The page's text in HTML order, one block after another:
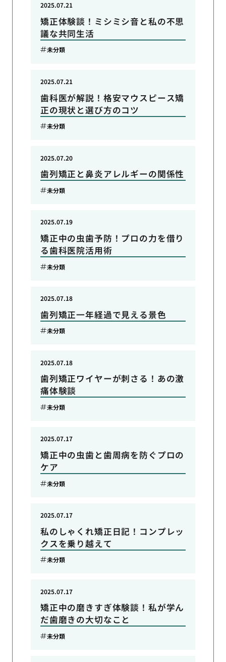
矯正体験談！ミシミシ音と私の不思
議な共同生活
2025.07.21
未分類
歯科医が解説！格安マウスピース矯
正の現状と選び方のコツ
2025.07.21
未分類
歯列矯正と鼻炎アレルギーの関係性
2025.07.20
未分類
矯正中の虫歯予防！プロの力を借り
る歯科医院活用術
2025.07.19
未分類
歯列矯正一年経過で見える景色
2025.07.18
未分類
歯列矯正ワイヤーが刺さる！あの激
痛体験談
2025.07.18
未分類
矯正中の虫歯と歯周病を防ぐプロの
ケア
2025.07.17
未分類
私のしゃくれ矯正日記！コンプレッ
クスを乗り越えて
2025.07.17
未分類
矯正中の磨きすぎ体験談！私が学ん
だ歯磨きの大切なこと
2025.07.17
未分類